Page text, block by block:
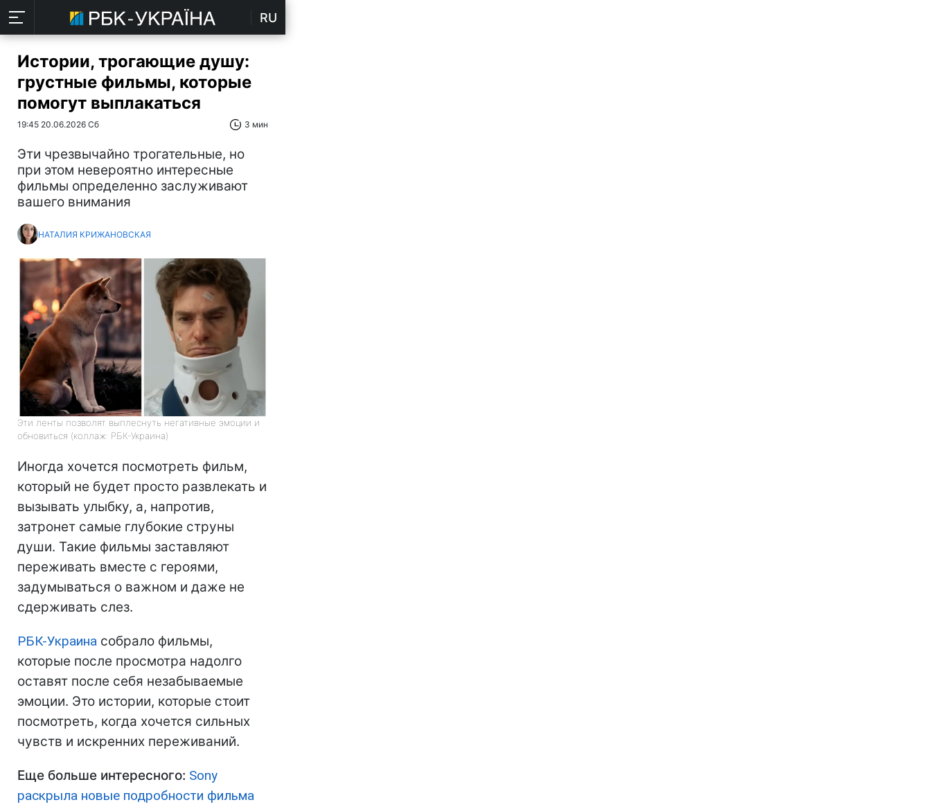
RU
Истории, трогающие душу:
грустные фильмы, которые
помогут выплакаться
19:45 20.06.2026 Сб 3 мин
Эти чрезвычайно трогательные, но
при этом невероятно интересные
фильмы определенно заслуживают
вашего внимания
НАТАЛИЯ КРИЖАНОВСКАЯ
Эти ленты позволят выплеснуть негативные эмоции и
обновиться (коллаж: РБК-Украина)
Иногда хочется посмотреть фильм,
который не будет просто развлекать и
вызывать улыбку, а, напротив,
затронет самые глубокие струны
души. Такие фильмы заставляют
переживать вместе с героями,
задумываться о важном и даже не
сдерживать слез.
РБК-Украина собрало фильмы,
которые после просмотра надолго
оставят после себя незабываемые
эмоции. Это истории, которые стоит
посмотреть, когда хочется сильных
чувств и искренних переживаний.
Еще больше интересного: Sony
раскрыла новые подробности фильма